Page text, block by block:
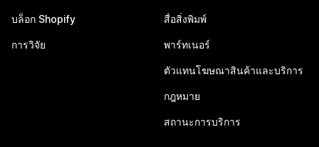
บล็อก Shopify
การวิจัย
สื่อสิ่งพิมพ์
พาร์ทเนอร์
ตัวแทนโฆษณาสินค้าและบริการ
กฎหมาย
สถานะการบริการ